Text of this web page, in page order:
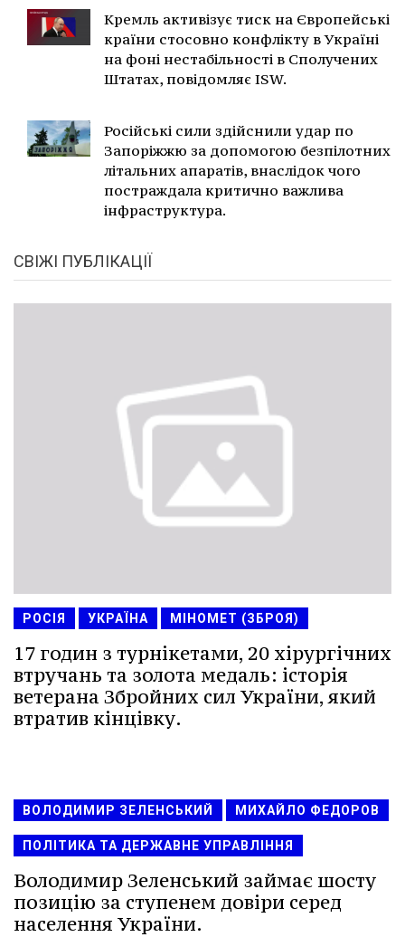
Кремль активізує тиск на Європейські
країни стосовно конфлікту в Україні
на фоні нестабільності в Сполучених
Штатах, повідомляє ISW.
Російські сили здійснили удар по
Запоріжжю за допомогою безпілотних
літальних апаратів, внаслідок чого
постраждала критично важлива
інфраструктура.
СВІЖІ ПУБЛІКАЦІЇ
РОСІЯ УКРАЇНА МІНОМЕТ (ЗБРОЯ)
17 годин з турнікетами, 20 хірургічних
втручань та золота медаль: історія
ветерана Збройних сил України, який
втратив кінцівку.
ВОЛОДИМИР ЗЕЛЕНСЬКИЙ МИХАЙЛО ФЕДОРОВ
ПОЛІТИКА ТА ДЕРЖАВНЕ УПРАВЛІННЯ
Володимир Зеленський займає шосту
позицію за ступенем довіри серед
населення України.